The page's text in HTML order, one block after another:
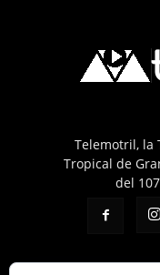
Telemotril, la
Tropical de
del